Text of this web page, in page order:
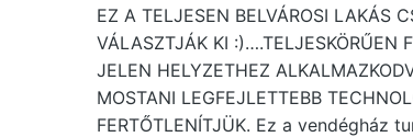
EZ A TELJESEN BELVÁROSI LAKÁS
VÁLASZTJÁK KI :)….TELJESKÖRŰEN
JELEN HELYZETHEZ
MOSTANI LEGFEJLETTEBB
FERTŐTLENÍTJÜK. Ez a vendégház